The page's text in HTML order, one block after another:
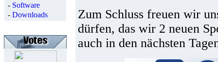
- Software
- Downloads
Zum Schluss freuen wir
dürfen, das wir 2 neuen
auch in den nächsten